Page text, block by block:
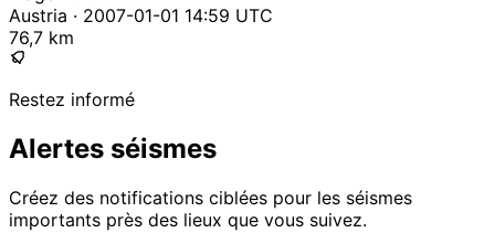
Austria · 2007-01-01 14:59 UTC
76,7 km
Restez informé
Alertes séismes
Créez des notifications ciblées pour les séismes
importants près des lieux que vous suivez.